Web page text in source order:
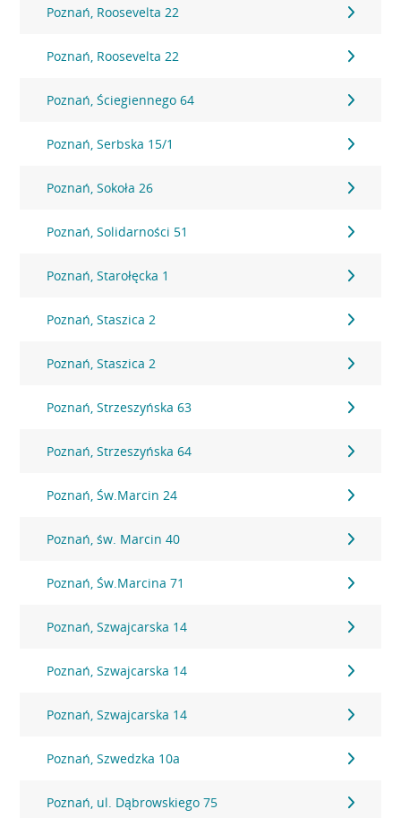
Poznań, Roosevelta 22
Poznań, Roosevelta 22
Poznań, Ściegiennego 64
Poznań, Serbska 15/1
Poznań, Sokoła 26
Poznań, Solidarności 51
Poznań, Starołęcka 1
Poznań, Staszica 2
Poznań, Staszica 2
Poznań, Strzeszyńska 63
Poznań, Strzeszyńska 64
Poznań, Św.Marcin 24
Poznań, św. Marcin 40
Poznań, Św.Marcina 71
Poznań, Szwajcarska 14
Poznań, Szwajcarska 14
Poznań, Szwajcarska 14
Poznań, Szwedzka 10a
Poznań, ul. Dąbrowskiego 75